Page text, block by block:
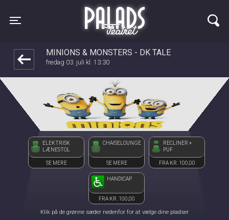
Toggle navigation
Palads Teatret
MINIONS & MONSTERS - DK TALE
fredag 03. juli kl. 13:30
ELEKTRISK
LÆNESTOL
SE MERE
CHAISELOUNGE
SE MERE
RECLINER +
PUF
FRA KR. 100,00
HANDICAP
FRA KR. 100,00
Klik på de grønne sæder nedenfor for at vælge dine pladser
front05-temp 091327